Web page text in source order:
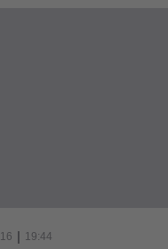
| 19:44